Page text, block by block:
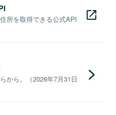
所を取得できる公式API
から。（2026年7月31日